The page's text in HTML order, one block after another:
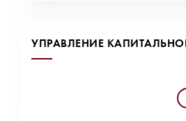
УПРАВЛЕНИЕ